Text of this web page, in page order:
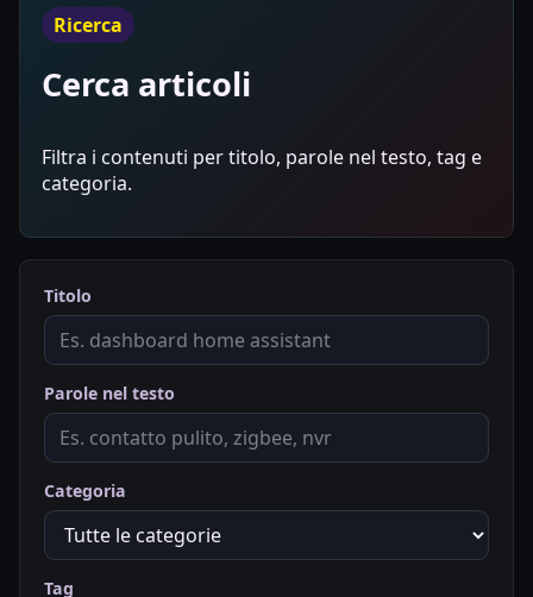
Ricerca
Cerca articoli
Filtra i contenuti per titolo, parole nel testo, tag e
categoria.
Titolo
Parole nel testo
Categoria
Tag